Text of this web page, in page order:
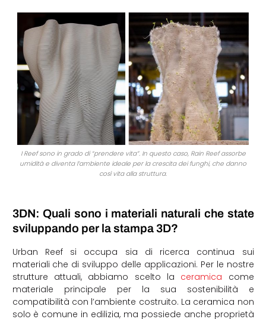
I Reef sono in grado di “prendere vita”. In questo caso, Rain Reef assorbe
umidità e diventa l’ambiente ideale per la crescita dei funghi, che danno
così vita alla struttura.
3DN: Quali sono i materiali naturali che state
sviluppando per la stampa 3D?
Urban Reef si occupa sia di ricerca continua sui
materiali che di sviluppo delle applicazioni. Per le nostre
strutture attuali, abbiamo scelto la ceramica come
materiale principale per la sua sostenibilità e
compatibilità con l’ambiente costruito. La ceramica non
solo è comune in edilizia, ma possiede anche proprietà